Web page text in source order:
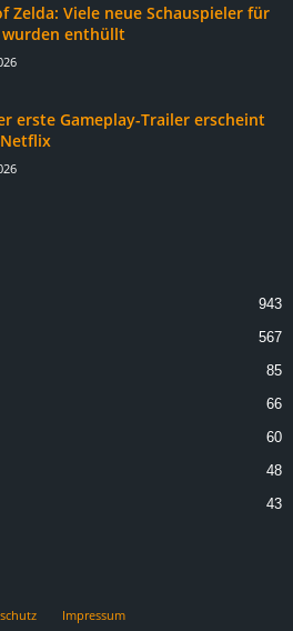
Zelda: Viele neue Schauspieler für
wurden enthüllt
erste Gameplay-Trailer erscheint
943
567
85
66
60
48
43
Impressum